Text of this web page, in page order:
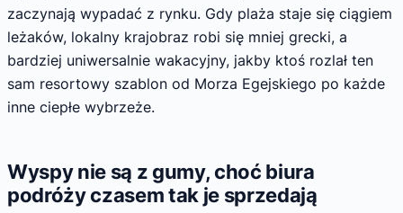
zaczynają wypadać z rynku. Gdy plaża staje się ciągiem
leżaków, lokalny krajobraz robi się mniej grecki, a
bardziej uniwersalnie wakacyjny, jakby ktoś rozlał ten
sam resortowy szablon od Morza Egejskiego po każde
inne ciepłe wybrzeże.
Wyspy nie są z gumy, choć biura
podróży czasem tak je sprzedają